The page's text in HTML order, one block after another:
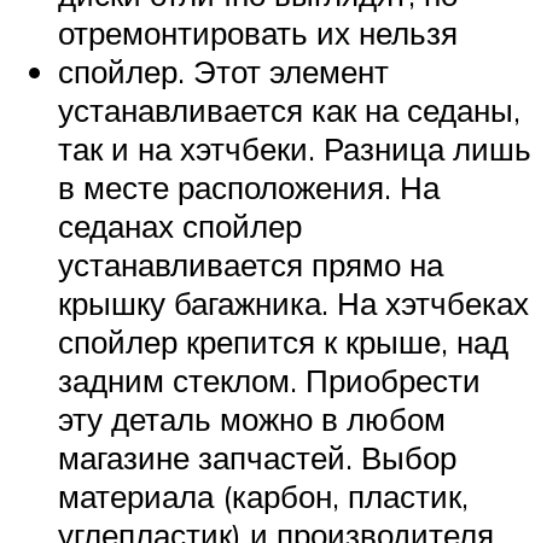
отремонтировать их нельзя
спойлер. Этот элемент
устанавливается как на седаны,
так и на хэтчбеки. Разница лишь
в месте расположения. На
седанах спойлер
устанавливается прямо на
крышку багажника. На хэтчбеках
спойлер крепится к крыше, над
задним стеклом. Приобрести
эту деталь можно в любом
магазине запчастей. Выбор
материала (карбон, пластик,
углепластик) и производителя